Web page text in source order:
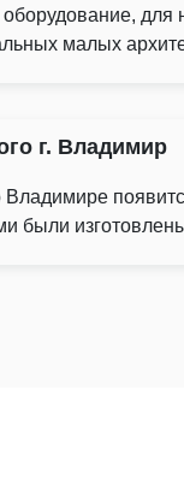
для
малых
г. Владимир
Владимире
были